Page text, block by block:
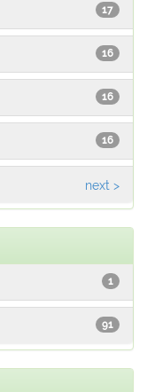
17
16
16
16
next >
1
91